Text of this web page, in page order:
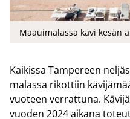
Maauimalassa kävi kesän
Kai­kis­sa Tam­pe­reen
ma­las­sa ri­kot­tiin
vuo­teen ver­rat­tu­na.
vuo­den 2024 ai­ka­na